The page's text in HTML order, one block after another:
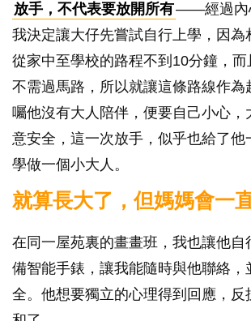
放手，不代表要放開所有——經過內
我決定讓大仔先嘗試自行上學，因為
從家中至學校的路程不到10分鐘，而
不需過馬路，所以就讓這條路線作為
囑他沒有大人陪伴，便要自己小心，
意安全，這一次放手，似乎也給了他
學做一個小大人。
就算長大了，但媽媽會一
在同一屋苑裏的畫畫班，我也讓他自
備智能手錶，讓我能隨時與他聯絡，
全。他想要獨立的心理得到回應，反